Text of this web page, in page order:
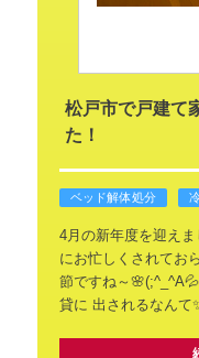
松戸市で戸建て
た！
ベッド解体処分
4月の新年度を迎え
にお忙しくされてお
節ですね～🌸(;^_^A💦
貸に 出されるなんて